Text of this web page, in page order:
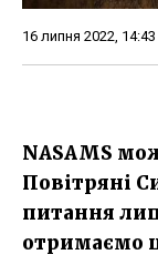
16 липня 2022, 14:43
NASAMS
Повітряні
питання
отримаємо